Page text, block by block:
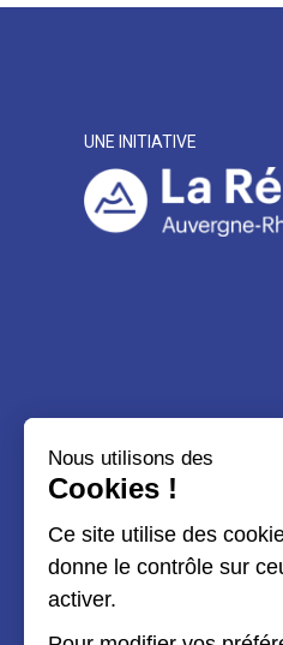
UNE INITIATIVE
Nous utilisons des
Cookies !
Ce site utilise des
donne le contrôle sur
activer.